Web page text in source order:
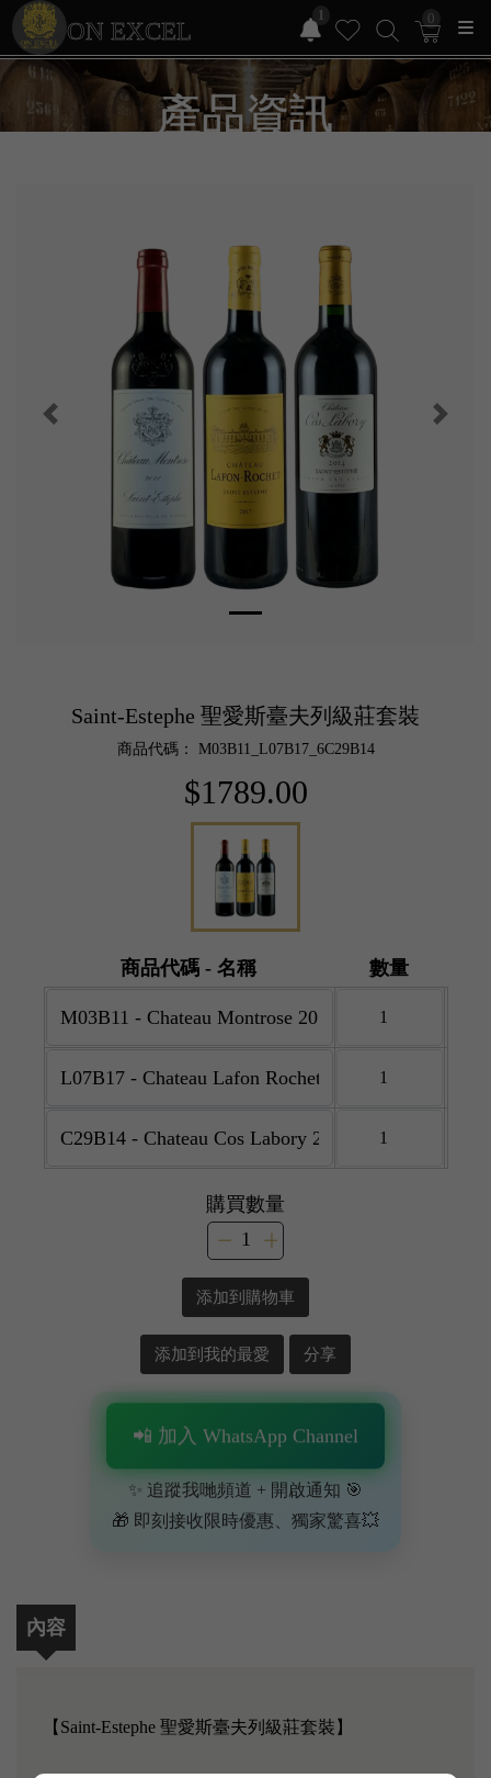
ON EXCEL
1 0
產品資訊
Saint-Estephe 聖愛斯臺夫列級莊套裝
商品代碼： M03B11_L07B17_6C29B14
$1789.00
商品代碼 - 名稱 數量
購買數量
添加到購物車
添加到我的最愛 分享
📲 加入 WhatsApp Channel
✨ 追蹤我哋頻道 + 開啟通知 🎯
🎁 即刻接收限時優惠、獨家驚喜💥
內容
【Saint-Estephe 聖愛斯臺夫列級莊套裝】